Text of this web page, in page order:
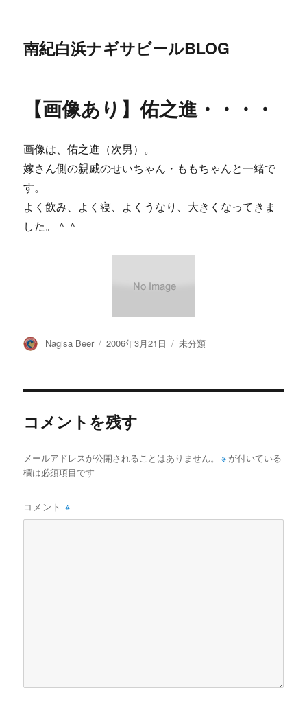
南紀白浜ナギサビールBLOG
【画像あり】佑之進・・・・
画像は、佑之進（次男）。
嫁さん側の親戚のせいちゃん・ももちゃんと一緒で
す。
よく飲み、よく寝、よくうなり、大きくなってきま
した。＾＾
投
Nagisa Beer
投
2006年3月21日
カ
未分類
コメントを残す
メールアドレスが公開されることはありません。 ※ が付いている
欄は必須項目です
コメント※